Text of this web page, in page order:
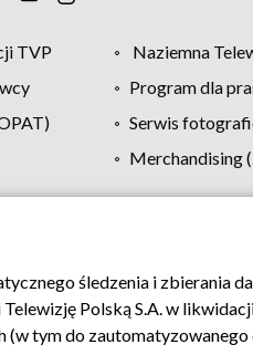
TVP Naziemna
Program dla
Serwis
Merchandising
Pomoc Biuro reklamy
śledzenia i zbierania
Polską S.A. w
(w tym do